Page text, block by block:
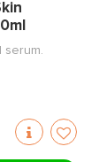
serum.